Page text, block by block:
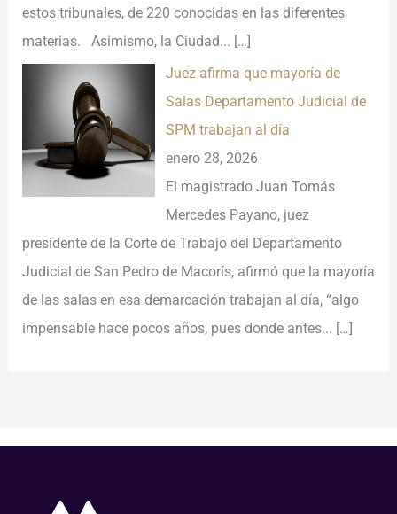
estos tribunales, de 220 conocidas en las diferentes
materias. Asimismo, la Ciudad... […]
Juez afirma que mayoría de
Salas Departamento Judicial de
SPM trabajan al día
enero 28, 2026
El magistrado Juan Tomás
Mercedes Payano, juez
presidente de la Corte de Trabajo del Departamento
Judicial de San Pedro de Macorís, afirmó que la mayoría
de las salas en esa demarcación trabajan al día, “algo
impensable hace pocos años, pues donde antes... […]